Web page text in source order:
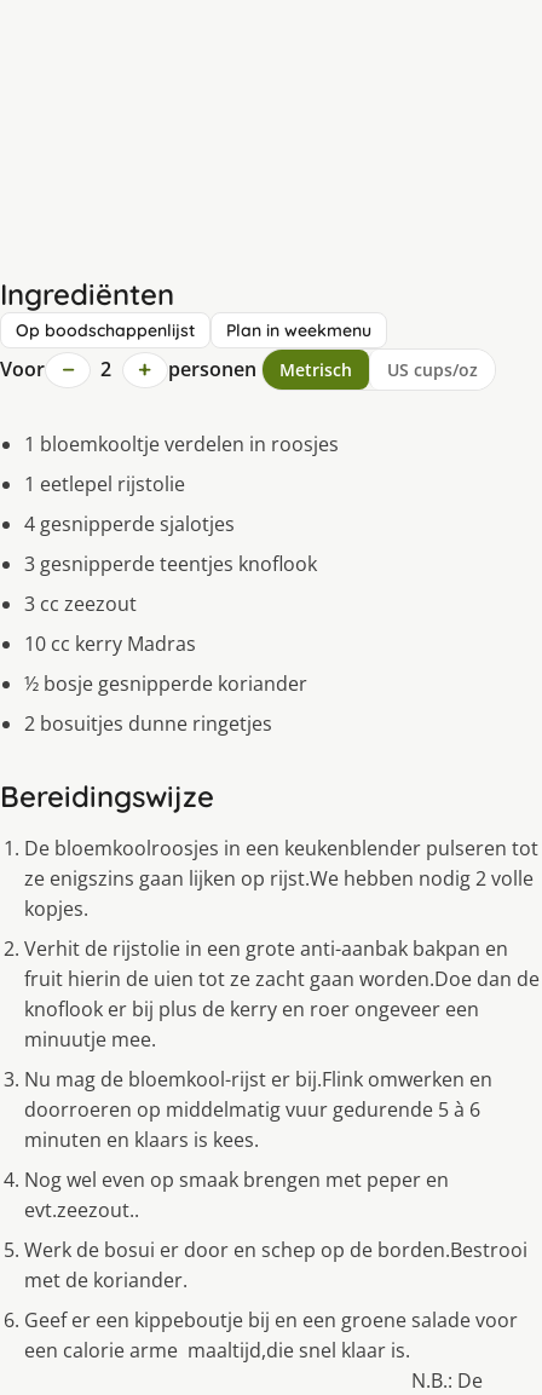
Ingrediënten
Op boodschappenlijst Plan in weekmenu
Voor − 2 + personen Metrisch US cups/oz
1 bloemkooltje verdelen in roosjes
1 eetlepel rijstolie
4 gesnipperde sjalotjes
3 gesnipperde teentjes knoflook
3 cc zeezout
10 cc kerry Madras
½ bosje gesnipperde koriander
2 bosuitjes dunne ringetjes
Bereidingswijze
De bloemkoolroosjes in een keukenblender pulseren tot
ze enigszins gaan lijken op rijst.We hebben nodig 2 volle
kopjes.
Verhit de rijstolie in een grote anti-aanbak bakpan en
fruit hierin de uien tot ze zacht gaan worden.Doe dan de
knoflook er bij plus de kerry en roer ongeveer een
minuutje mee.
Nu mag de bloemkool-rijst er bij.Flink omwerken en
doorroeren op middelmatig vuur gedurende 5 à 6
minuten en klaars is kees.
Nog wel even op smaak brengen met peper en
evt.zeezout..
Werk de bosui er door en schep op de borden.Bestrooi
met de koriander.
Geef er een kippeboutje bij en een groene salade voor
een calorie arme maaltijd,die snel klaar is.
N.B.: De